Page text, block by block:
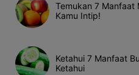
Temukan 7 Manfaat
Kamu Intip!
Ketahui 7 Manfaat
Ketahui